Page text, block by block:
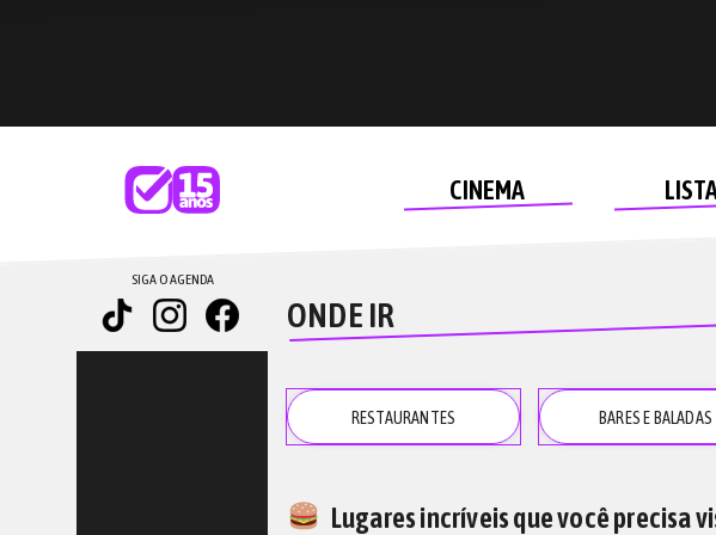
CINEMA
ONDE IR
RESTAURANTES BARES E BALADAS
Lugares incríveis que você precisa
SIGA O AGENDA